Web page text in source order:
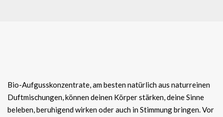
Bio-Aufgusskonzentrate, am besten natürlich aus naturreinen
Duftmischungen, können deinen Körper stärken, deine Sinne
beleben, beruhigend wirken oder auch in Stimmung bringen. Vor